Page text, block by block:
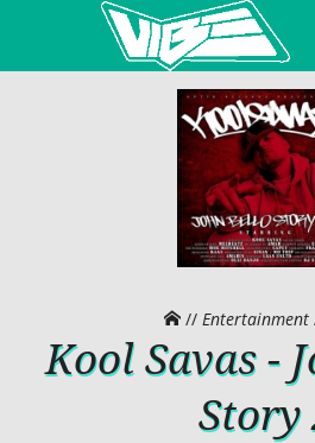
// Entertainment
Kool Savas -
Story